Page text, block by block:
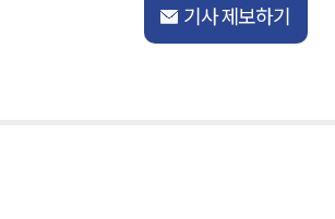
기사 제보하기